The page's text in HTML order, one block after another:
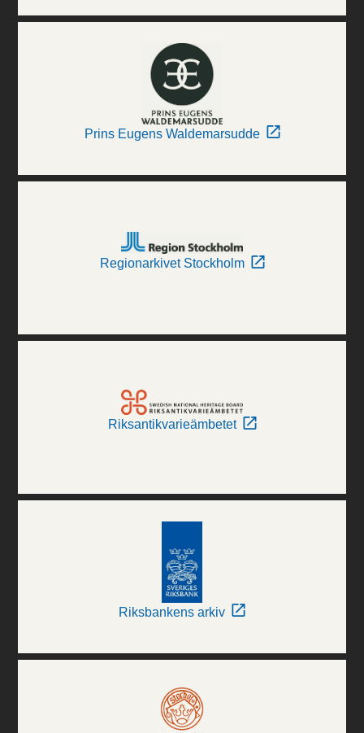
Prins Eugens Waldemarsudde
Regionarkivet Stockholm
Riksantikvarieämbetet
Riksbankens arkiv